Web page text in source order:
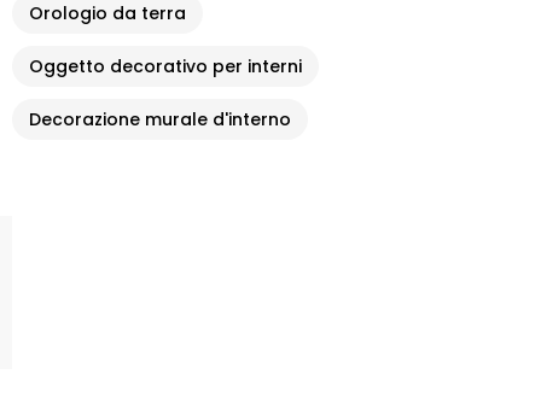
Orologio da terra
Oggetto decorativo per interni
Decorazione murale d'interno